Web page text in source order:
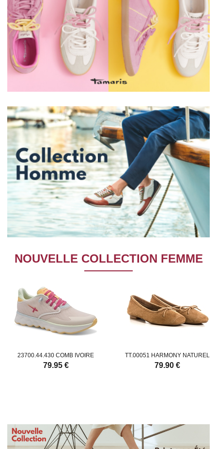
NOUVELLE COLLECTION FEMME
23700.44.430 COMB IVOIRE
79.95 €
TT.00051 HARMONY NATUREL
79.90 €